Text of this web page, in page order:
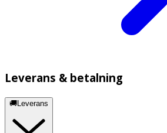
Leverans & betalning
🚚Leverans